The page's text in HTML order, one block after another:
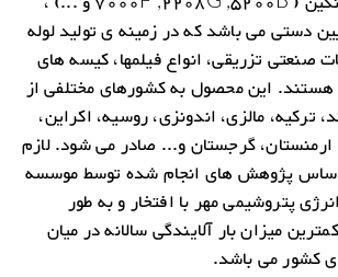
دستی می باشد که در زمینه ی تولید لوله
صنعتی تزریقی، انواع فیلمها، کیسه های
هستند. این محصول به کشورهای مختلفی از
ترکیه، مالزی، اندونزی، روسیه، اکراین،
ارمنستان، گرجستان و... صادر می شود. لازم
پژوهش های انجام شده توسط موسسه
پتروشیمی مهر با افتخار و به طور
میزان بار آلایندگی سالانه در میان
کشور می باشد.